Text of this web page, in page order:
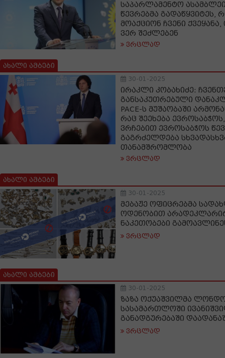
საპარლამენტო
წევრებმა გადაწყვიტეს,
მოაქციონ ჩვენი ქვეყანა,
ვერ შეძლებენ
ვრცლად
ახალი ამბები
30-01-2025
ირაკლი კობახიძე:
განსაკუთრებული
PACE-ს მუშაობაში
რაც შეეხება
ვრჩებით ევროსაბჭოს
გაგრძელდება
თანამშრომლობა
ვრცლად
ახალი ამბები
30-01-2025
მებაჟე ოფიცრებმა
ოდენობით
ნაკეთობები
ვრცლად
ახალი ამბები
30-01-2025
ზაზა ოქუაშვილმა
სასამართლოში
განადგურებაში
ვრცლად